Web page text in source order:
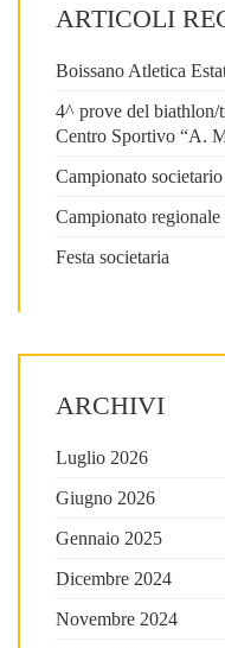
ARTICOLI
Boissano Atletica
4^ prove del
Centro Sportivo “A.
Campionato
Campionato
Festa societaria
ARCHIVI
Luglio 2026
Giugno 2026
Gennaio 2025
Dicembre 2024
Novembre 2024